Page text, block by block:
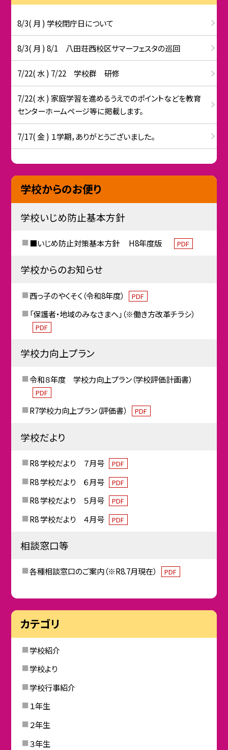
8/3( 月 ) 学校閉庁日について
8/3( 月 ) 8/1 八田荘西校区サマーフェスタの巡回
7/22( 水 ) 7/22 学校群 研修
7/22( 水 ) 家庭学習を進めるうえでのポイントなどを教育
センターホームページ等に掲載します。
7/17( 金 ) １学期，ありがとうございました。
学校からのお便り
学校いじめ防止基本方針
■いじめ防止対策基本方針 H8年度版 PDF
学校からのお知らせ
西っ子のやくそく（令和8年度） PDF
「保護者・地域のみなさまへ」（※働き方改革チラシ）
PDF
学校力向上プラン
令和８年度 学校力向上プラン（学校評価計画書）
PDF
R7学校力向上プラン（評価書） PDF
学校だより
R8 学校だより ７月号 PDF
R8 学校だより ６月号 PDF
R8 学校だより ５月号 PDF
R8 学校だより ４月号 PDF
相談窓口等
各種相談窓口のご案内（※R8.7月現在） PDF
カテゴリ
学校紹介
学校より
学校行事紹介
１年生
２年生
３年生